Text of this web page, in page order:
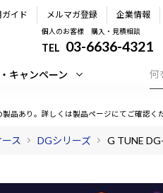
ガイド メルマガ登録 企業情報
個人のお客様 購入・見積相談
TEL 03-6636-4321
キャンペーン
製品あり。詳しくは製品ページにてご確認く
ス DGシリーズ G TUNE